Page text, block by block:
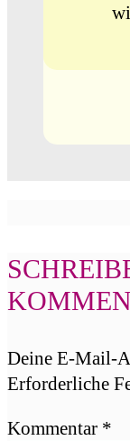
Deine E-Mail-
Erforderliche
Kommentar *